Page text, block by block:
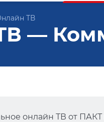
ТВ
—
онлайн ТВ от ПАКТ